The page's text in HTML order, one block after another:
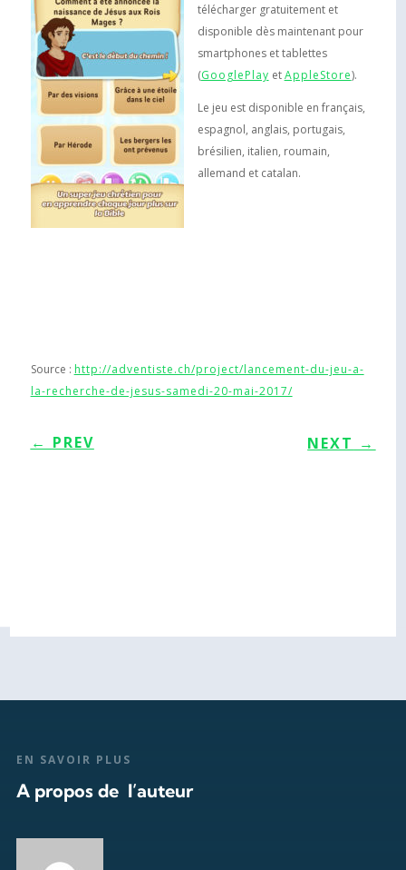
télécharger gratuitement et
disponible dès maintenant pour
smartphones et tablettes
(GooglePlay etAppleStore).
Le jeu est disponible en français,
espagnol, anglais, portugais,
brésilien, italien, roumain,
allemand et catalan.
Source : http://adventiste.ch/project/lancement-du-jeu-a-
la-recherche-de-jesus-samedi-20-mai-2017/
← PREV NEXT →
EN SAVOIR PLUS
A propos de l’auteur